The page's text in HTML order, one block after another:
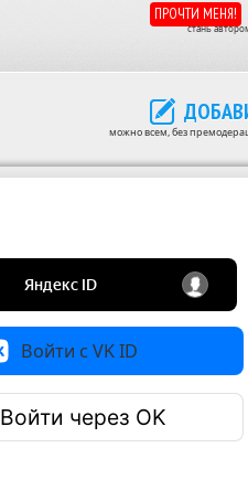
ПРОЧТИ МЕНЯ!
стань
можно всем, без
Войти с VK ID
Войти через OK